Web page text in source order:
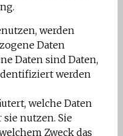
werden
Daten
Daten sind Daten,
werden
welche Daten
nutzen. Sie
Zweck das